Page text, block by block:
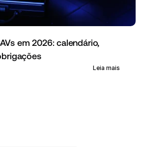
em 2026: calendário,
Leia mais